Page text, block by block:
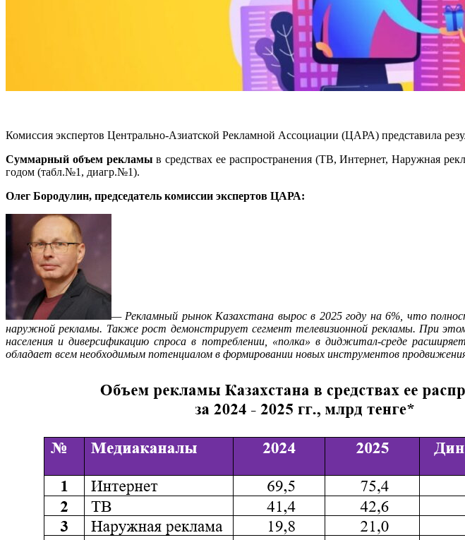
Комиссия экспертов Центрально-Азиатской Рекламной Ассоциации (ЦАРА) представила
Суммарный объем рекламы в средствах ее распространения (ТВ, Интернет, Наружная
годом (табл.№1, диагр.№1).
Олег Бородулин, председатель комиссии экспертов ЦАРА:
— Рекламный рынок Казахстана вырос в 2025 году на 6%, что
наружной рекламы. Также рост демонстрирует сегмент телевизионной рекламы. При
населения и диверсификацию спроса в потреблении, «полка» в диджитал-среде
обладает всем необходимым потенциалом в формировании новых инструментов